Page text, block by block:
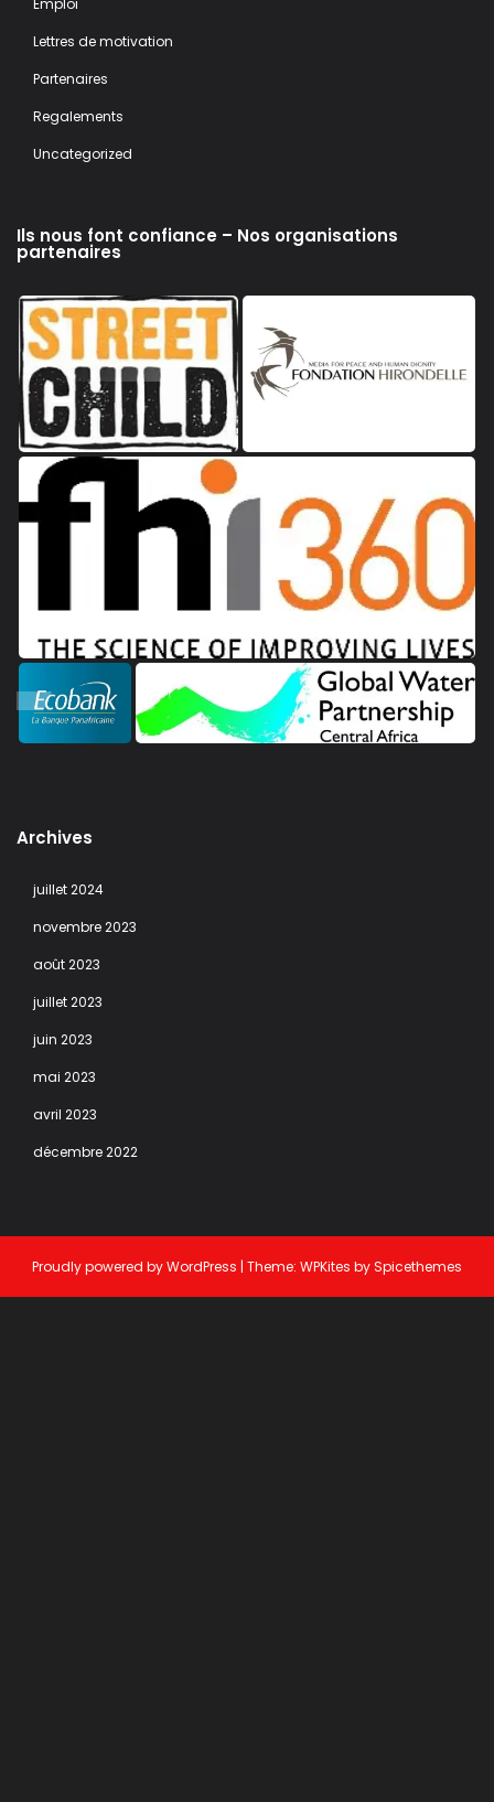
Lettres de motivation
Partenaires
Regalements
Uncategorized
Ils nous font confiance – Nos organisations
partenaires
Archives
juillet 2024
novembre 2023
août 2023
juillet 2023
juin 2023
mai 2023
avril 2023
décembre 2022
Proudly powered byWordPress | Theme: WPKites bySpicethemes